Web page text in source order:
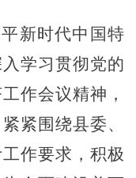
新时代中国特
学习贯彻党的
作会议精神，
紧围绕县委、
作要求，积极